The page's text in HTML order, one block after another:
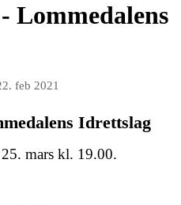
Lommedalens
feb 2021
Idrettslag
mars kl. 19.00.